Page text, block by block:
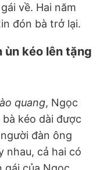
về. Hai năm
đón bà trở lại.
kéo lên tặng
quang, Ngọc
kéo dài được
đàn ông
nhau, cả hai có